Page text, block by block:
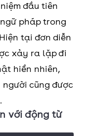
đầu tiên
pháp trong
tại đơn diễn
xảy ra lặp đi
hiển nhiên,
cũng được
với động từ